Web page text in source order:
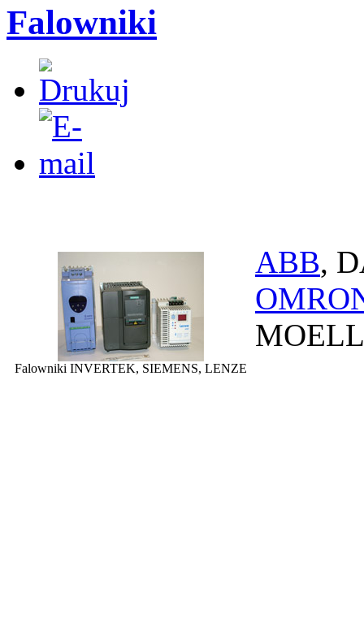
Falowniki
Falowniki INVERTEK, SIEMENS, LENZE
ABB,